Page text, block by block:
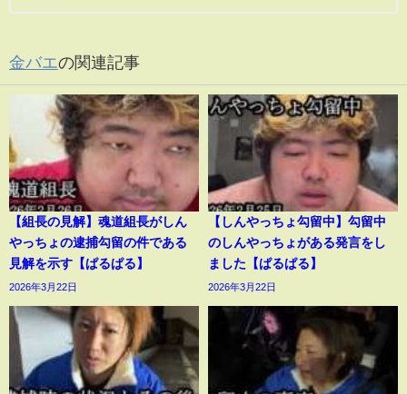
金バエの関連記事
【組長の見解】魂道組長がしん
やっちょの逮捕勾留の件である
見解を示す【ぱるぱる】
2026年3月22日
【しんやっちょ勾留中】勾留中
のしんやっちょがある発言をし
ました【ぱるぱる】
2026年3月22日